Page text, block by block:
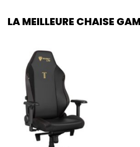
LA MEILLEURE CHAISE